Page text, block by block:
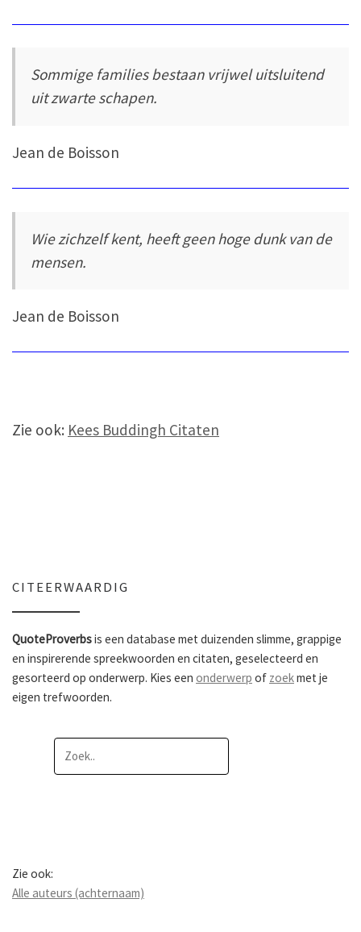
Sommige families bestaan vrijwel uitsluitend
uit zwarte schapen.
Jean de Boisson
Wie zichzelf kent, heeft geen hoge dunk van de
mensen.
Jean de Boisson
Zie ook: Kees Buddingh Citaten
CITEERWAARDIG
QuoteProverbsis een database met duizenden slimme, grappige
en inspirerende spreekwoorden en citaten, geselecteerd en
gesorteerd op onderwerp. Kies een onderwerp of zoekmet je
eigen trefwoorden.
Zie ook:
Alle auteurs (achternaam)